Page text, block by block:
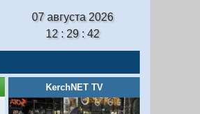
07 августа 2026
12 : 29 : 43
KerchNET TV